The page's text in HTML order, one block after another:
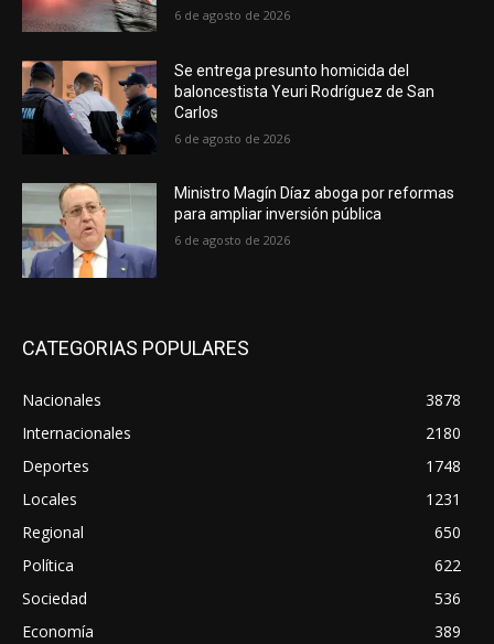
6 de agosto de 2026
Se entrega presunto homicida del
baloncestista Yeuri Rodríguez de San
Carlos
6 de agosto de 2026
Ministro Magín Díaz aboga por reformas
para ampliar inversión pública
6 de agosto de 2026
CATEGORIAS POPULARES
Nacionales
3878
Internacionales
2180
Deportes
1748
Locales
1231
Regional
650
Política
622
Sociedad
536
Economía
389